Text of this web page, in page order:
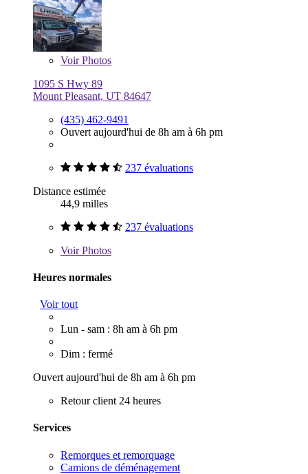
VoirPhotos
1095 S Hwy 89
Mount Pleasant, UT 84647
(435) 462-9491
Ouvert aujourd'hui de 8h am à 6h pm
237 évaluations
Distance estimée
44,9 milles
237 évaluations
VoirPhotos
Heures normales
Voir tout
Lun - sam : 8h am à 6h pm
Dim : fermé
Ouvert aujourd'hui de 8h am à 6h pm
Retour client 24 heures
Services
Remorques et remorquage
Camions de déménagement